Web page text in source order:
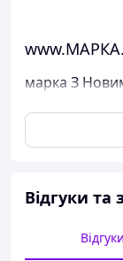
марка З
Поштові марки
Виставлені на
щільний
Дивіться тут
Відгуки та